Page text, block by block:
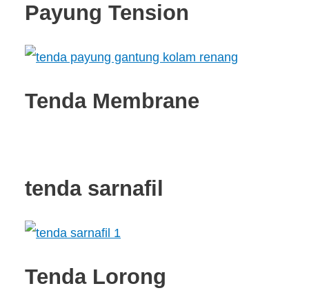
Payung Tension
Tenda Membrane
tenda sarnafil
Tenda Lorong